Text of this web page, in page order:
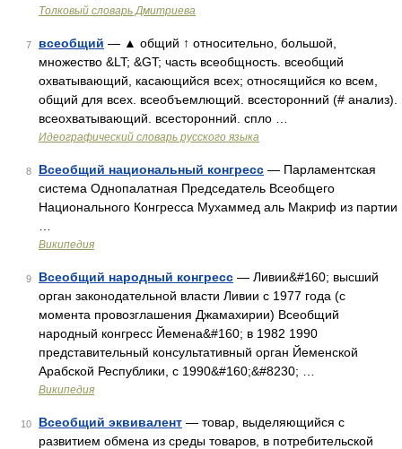
Толковый словарь Дмитриева
7 всеобщий — ▲ общий ↑ относительно, большой,
множество &LT; &GT; часть всеобщность. всеобщий
охватывающий, касающийся всех; относящийся ко всем,
общий для всех. всеобъемлющий. всесторонний (# анализ).
всеохватывающий. всесторонний. спло …
Идеографический словарь русского языка
8 Всеобщий национальный конгресс — Парламентская
система Однопалатная Председатель Всеобщего
Национального Конгресса Мухаммед аль Макриф из партии
Википедия
9 Всеобщий народный конгресс — Ливии&#160; высший
орган законодательной власти Ливии с 1977 года (с
момента провозглашения Джамахирии) Всеобщий
народный конгресс Йемена&#160; в 1982 1990
представительный консультативный орган Йеменской
Арабской Республики, с 1990&#160;&#8230; …
Википедия
10 Всеобщий эквивалент — товар, выделяющийся с
развитием обмена из среды товаров, в потребительской